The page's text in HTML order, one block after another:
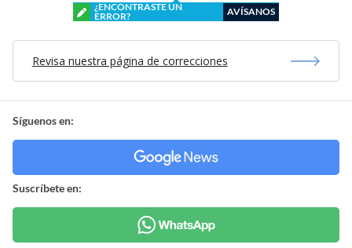
¿ENCONTRASTE UN
ERROR?
AVÍSANOS
Revisa nuestra página de correcciones
Síguenos en:
Suscríbete en: